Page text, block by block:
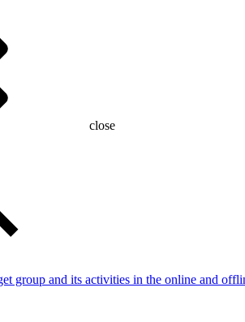
close
group and its activities in the online and